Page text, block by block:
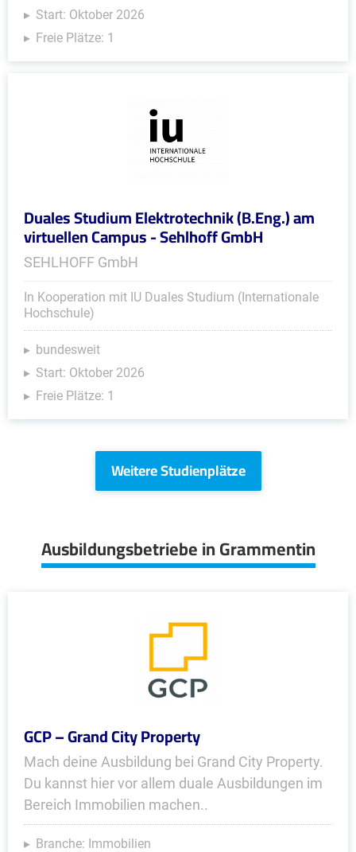
Start: Oktober 2026
Freie Plätze: 1
Duales Studium Elektrotechnik (B.Eng.) am
virtuellen Campus - Sehlhoff GmbH
SEHLHOFF GmbH
In Kooperation mit IU Duales Studium (Internationale
Hochschule)
bundesweit
Start: Oktober 2026
Freie Plätze: 1
Weitere Studienplätze
Ausbildungsbetriebe in Grammentin
GCP – Grand City Property
Mach deine Ausbildung bei Grand City Property.
Du kannst hier vor allem duale Ausbildungen im
Bereich Immobilien machen..
Branche: Immobilien